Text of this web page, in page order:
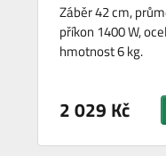
Záběr 42 cm,
příkon 1400 W,
hmotnost 6 kg.
2 029 Kč